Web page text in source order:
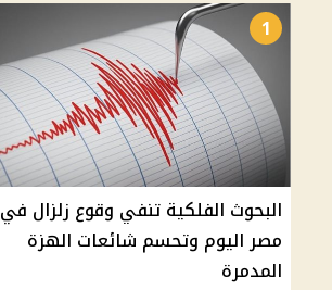
1
البحوث الفلكية تنفي وقوع زلزال في
مصر اليوم وتحسم شائعات الهزة
المدمرة